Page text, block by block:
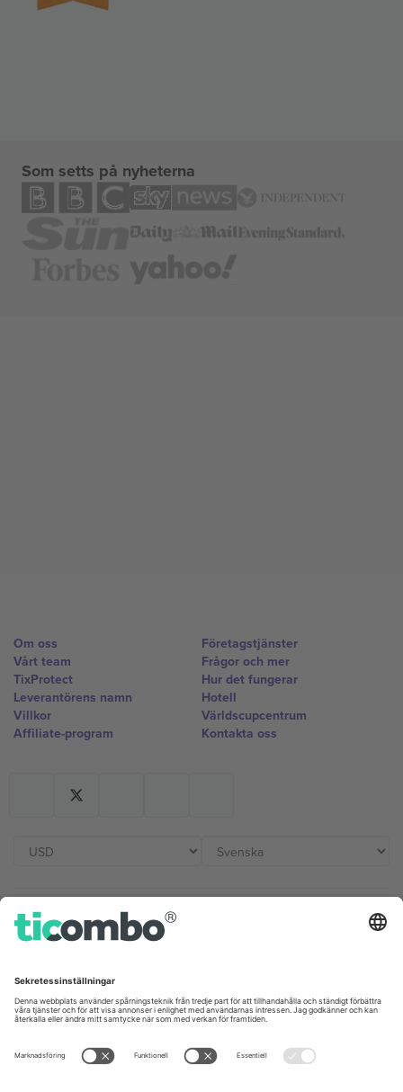
Som setts på nyheterna
Om oss
Vårt team
TixProtect
Leverantörens namn
Villkor
Affiliate-program
Företagstjänster
Frågor och mer
Hur det fungerar
Hotell
Världscupcentrum
Kontakta oss
Kontor och support
Unter den Linden 24, 10117
Berlin, Germany
London, EC1V 1AW, United
Kingdom
United States
Switzerland